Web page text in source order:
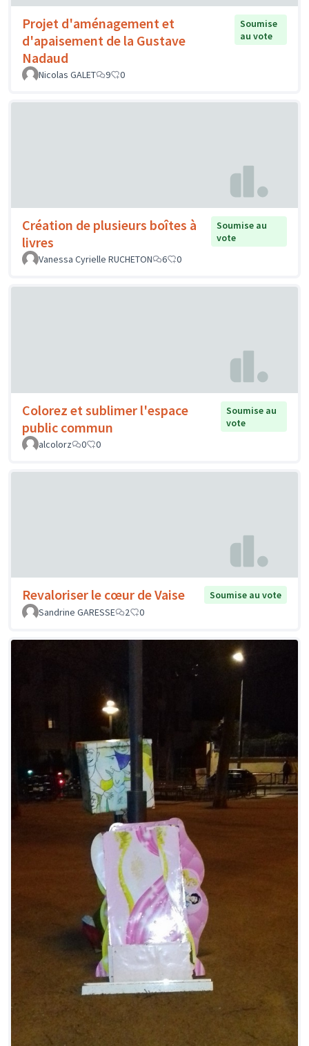
Projet d'aménagement et
d'apaisement de la Gustave
Nadaud
Soumise
au vote
Nicolas GALET 9 0
Création de plusieurs boîtes à
livres
Soumise au
vote
Vanessa Cyrielle RUCHETON
6 0
Colorez et sublimer l'espace
public commun
Soumise au
vote
alcolorz
0 0
Revaloriser le cœur de Vaise
Soumise au vote
Sandrine GARESSE
2 0